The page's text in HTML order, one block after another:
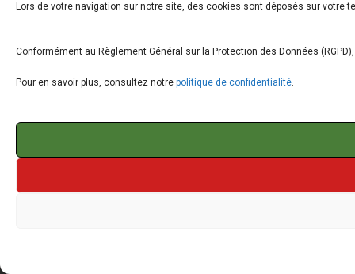
Lors de votre navigation sur notre site, des cookies sont déposés sur votre
Conformément au Règlement Général sur la Protection des Données
Pour en savoir plus, consultez notre politique de confidentialité.